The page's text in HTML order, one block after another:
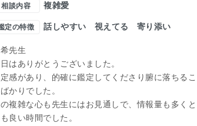
相談内容 複雑愛
定の特徴 話しやすい 視えてる 寄り添い
先生
はありがとうございました。
感があり、的確に鑑定してくださり腑に落ちるこ
かりでした。
複雑な心も先生にはお見通しで、情報量も多くと
良い時間でした。